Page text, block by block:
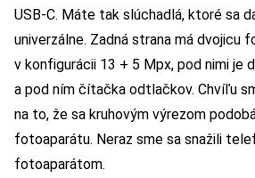
USB-C. Máte tak slúchadlá, ktoré sa
univerzálne. Zadná strana má dvojicu
v konfigurácii 13 + 5 Mpx, pod nimi je
a pod ním čítačka odtlačkov. Chvíľu
na to, že sa kruhovým výrezom
fotoaparátu. Neraz sme sa snažili
fotoaparátom.